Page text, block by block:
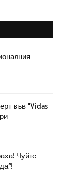
във "Vidas
Чуйте